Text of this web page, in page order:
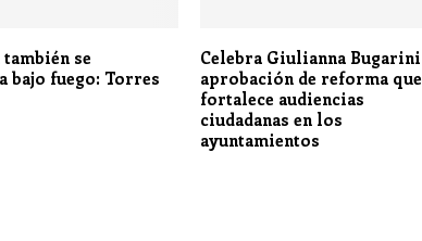
se
bajo fuego: Torres
Celebra Giulianna Bugarini
aprobación de reforma que
fortalece audiencias
ciudadanas en los
ayuntamientos